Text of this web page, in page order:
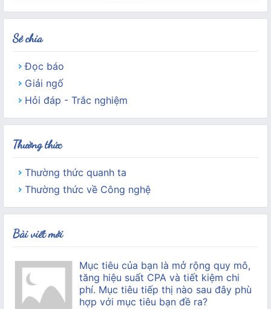
Sẻ chia
Đọc báo
Giải ngố
Hỏi đáp - Trắc nghiệm
Thường thức
Thường thức quanh ta
Thường thức về Công nghệ
Bài viết mới
Mục tiêu của bạn là mở rộng quy mô,
tăng hiệu suất CPA và tiết kiệm chi
phí. Mục tiêu tiếp thị nào sau đây phù
hợp với mục tiêu bạn đề ra?